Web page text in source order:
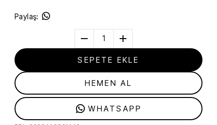
Paylaş:
1
SEPETE EKLE
HEMEN AL
WHATSAPP